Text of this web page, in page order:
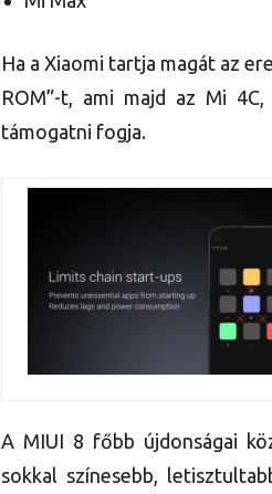
Ha a Xiaomi tartja magát az
ROM”-t, ami majd az Mi
támogatni fogja.
A MIUI 8 főbb újdonságai
sokkal színesebb,